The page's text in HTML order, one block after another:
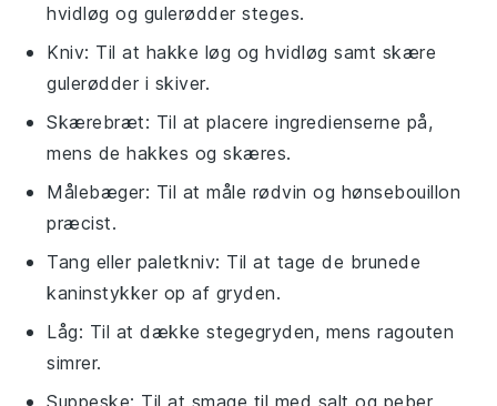
hvidløg og gulerødder steges.
Kniv: Til at hakke løg og hvidløg samt skære
gulerødder i skiver.
Skærebræt: Til at placere ingredienserne på,
mens de hakkes og skæres.
Målebæger: Til at måle rødvin og hønsebouillon
præcist.
Tang eller paletkniv: Til at tage de brunede
kaninstykker op af gryden.
Låg: Til at dække stegegryden, mens ragouten
simrer.
Suppeske: Til at smage til med salt og peber